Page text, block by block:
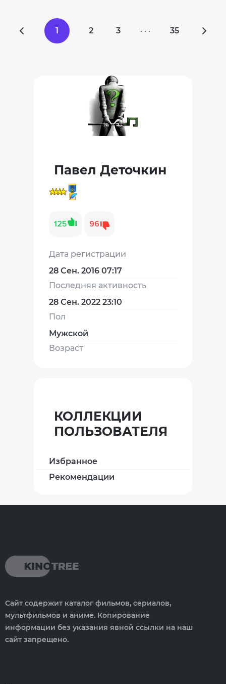
1 2 3 · · · 35
Павел Деточкин
125 96
Дата регистрации
28 Сен. 2016 07:17
Последняя активность
28 Сен. 2022 23:10
Пол
Мужской
Возраст
КОЛЛЕКЦИИ
ПОЛЬЗОВАТЕЛЯ
Избранное
Рекомендации
Сайт содержит каталог фильмов, сериалов,
мультфильмов и аниме. Копирование
информации без указания явной ссылки на наш
сайт запрещено.